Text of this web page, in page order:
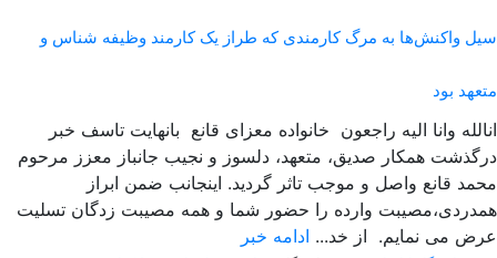
سیل واکنش‌ها به مرگ کارمندی که طراز یک کارمند وظیفه شناس و
متعهد بود
انالله وانا الیه راجعون خانواده معزای قانع بانهایت تاسف خبر
درگذشت همکار صدیق، متعهد، دلسوز و نجیب جانباز معزز مرحوم
محمد قانع واصل و موجب تاثر گردید. اینجانب ضمن ابراز
همدردی،مصیبت وارده را حضور شما و همه مصیبت زدگان تسلیت
عرض می نمایم. از خد... ادامه خبر